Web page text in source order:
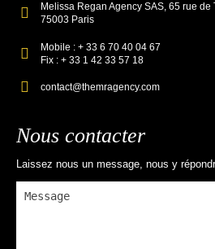
Melissa Regan Agency SAS, 65 rue de
75003 Paris
Mobile : + 33 6 70 40 04 67
Fix : + 33 1 42 33 57 18
contact@themragency.com
Nous contacter
Laissez nous un message, nous y